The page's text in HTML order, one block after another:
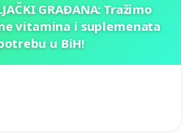
GRAĐANA: Tražimo
vitamina i suplemenata
u BiH!